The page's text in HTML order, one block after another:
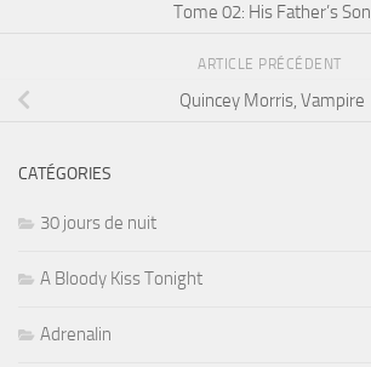
Tome 02: His Father’s Son
ARTICLE PRÉCÉDENT
Quincey Morris, Vampire
CATÉGORIES
30 jours de nuit
A Bloody Kiss Tonight
Adrenalin